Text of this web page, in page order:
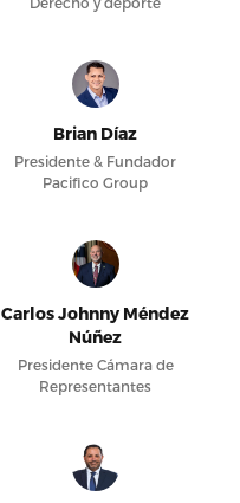
Brian Díaz
Presidente & Fundador
Pacifico Group
Carlos Johnny Méndez
Núñez
Presidente Cámara de
Representantes